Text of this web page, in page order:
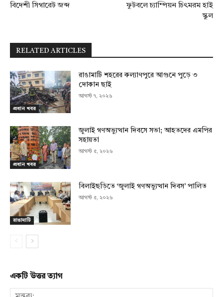
বিদেশী সিগারেট জব্দ
ফুটবলে চ্যাম্পিয়ন চিৎমরম হাই
স্কুল
RELATED ARTICLES
প্রধান খবর
রাঙামাটি শহরের কল্যাণপুরে আগুনে পুড়ে ৩
দোকান ছাই
আগস্ট ৭, ২০২৬
প্রধান খবর
জুলাই গণঅভ্যুত্থান দিবসে সভা; আহতদের এমপির
সহায়তা
আগস্ট ৫, ২০২৬
রাঙামাটি
বিলাইছড়িতে ‘জুলাই গণঅভ্যুত্থান দিবস’ পালিত
আগস্ট ৫, ২০২৬
একটি উত্তর ত্যাগ